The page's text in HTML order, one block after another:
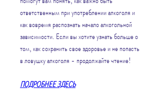
ответственным при употреблении алкоголя и
как вовремя распознать начало алкогольной
зависимости. Если вы хотите узнать больше о
том, как сохранить свое здоровье и не попасть
в ловушку алкоголя - продолжайте чтение!
ПОДРОБНЕЕ ЗДЕСЬ